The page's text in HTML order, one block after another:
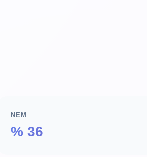
NEM
% 36